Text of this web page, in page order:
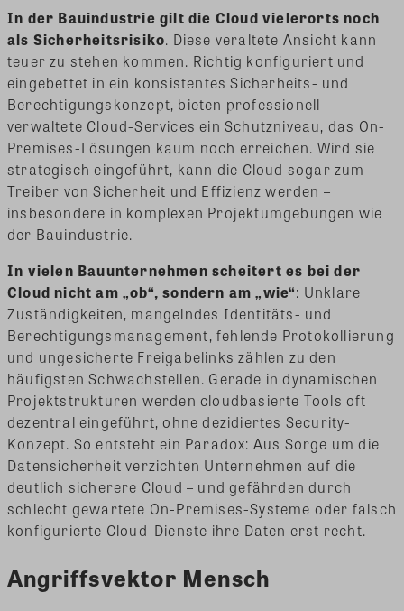
In der Bauindustrie gilt die Cloud vielerorts noch
als Sicherheitsrisiko. Diese veraltete Ansicht kann
teuer zu stehen kommen. Richtig konfiguriert und
eingebettet in ein konsistentes Sicherheits- und
Berechtigungskonzept, bieten professionell
verwaltete Cloud-Services ein Schutzniveau, das On-
Premises-Lösungen kaum noch erreichen. Wird sie
strategisch eingeführt, kann die Cloud sogar zum
Treiber von Sicherheit und Effizienz werden –
insbesondere in komplexen Projektumgebungen wie
der Bauindustrie.
In vielen Bauunternehmen scheitert es bei der
Cloud nicht am „ob“, sondern am „wie“: Unklare
Zuständigkeiten, mangelndes Identitäts- und
Berechtigungsmanagement, fehlende Protokollierung
und ungesicherte Freigabelinks zählen zu den
häufigsten Schwachstellen. Gerade in dynamischen
Projektstrukturen werden cloudbasierte Tools oft
dezentral eingeführt, ohne dezidiertes Security-
Konzept. So entsteht ein Paradox: Aus Sorge um die
Datensicherheit verzichten Unternehmen auf die
deutlich sicherere Cloud – und gefährden durch
schlecht gewartete On-Premises-Systeme oder falsch
konfigurierte Cloud-Dienste ihre Daten erst recht.
Angriffsvektor Mensch